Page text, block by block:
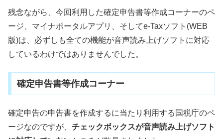
残念ながら、今回利用した確定申告書等作成コーナーのペ
ージ、マイナポータルアプリ、そしてe-Taxソフト(WEB
版)は、必ずしも全ての機能が音声読み上げソフトに対応
しているわけではありませんでした。
確定申告書等作成コーナー
確定申告の申告書を作成するに当たり利用する国税庁のペ
ージなのですが、 チェックボックスが音声読み上げソフト